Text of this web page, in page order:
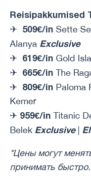
Reisipakkumised
✈ 509€/in Sette
Alanya Exclusive
✈ 619€/in Gold
✈ 665€/in The
✈ 809€/in Paloma
Kemer
✈ 959€/in Titanic
Belek Exclusive
*Цены могут
принимать быстро.